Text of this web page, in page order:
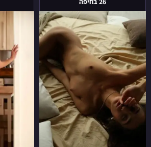
הכי
אנרגטית
בת
26
בחיפה